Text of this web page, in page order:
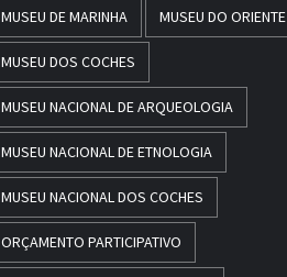
MUSEU DE MARINHA MUSEU DO ORIENTE
MUSEU DOS COCHES
MUSEU NACIONAL DE ARQUEOLOGIA
MUSEU NACIONAL DE ETNOLOGIA
MUSEU NACIONAL DOS COCHES
ORÇAMENTO PARTICIPATIVO